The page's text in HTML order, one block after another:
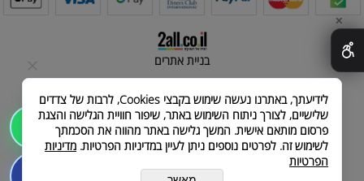
בניית אתרים
✕
לידיעתך, באתרנו נעשה שימוש בקבצי Cookies, לרבות של צדדים
שלישיים, לצורך ניתוח השימוש באתר, שיפור חוויית הגלישה והצגת
פרסום מותאם אישית. המשך גלישה באתר מהווה את הסכמתך
לשימוש זה. לפרטים נוספים ניתן לעיין במדיניות הפרטיות. מדיניות
הפרטיות
שלחו הודעה